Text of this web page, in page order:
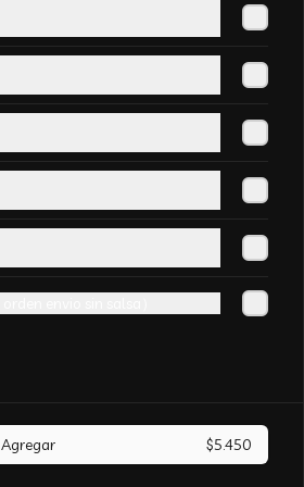
champiñones y surtido de verduras. sin
Arroz Chaufán CURRY
Agregar $5.450